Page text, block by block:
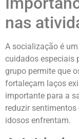
nas
A socialização é
cuidados especiais
grupo permite que
fortaleçam laços
importante para a
reduzir
idosos enfrentam.